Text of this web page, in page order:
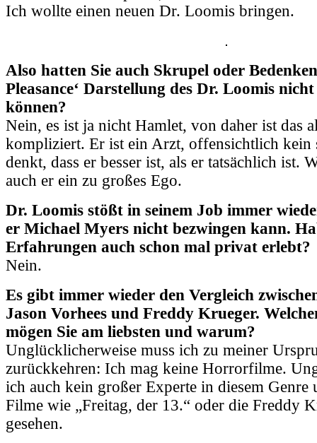
Ich wollte einen neuen Dr. Loomis bringen.
Also hatten Sie auch Skrupel oder
Pleasance‘ Darstellung des Dr. Loomis
können?
Nein, es ist ja nicht Hamlet, von daher ist das
kompliziert. Er ist ein Arzt, offensichtlich kein
denkt, dass er besser ist, als er tatsächlich ist.
auch er ein zu großes Ego.
Dr. Loomis stößt in seinem Job immer
er Michael Myers nicht bezwingen kann.
Erfahrungen auch schon mal privat erlebt?
Nein.
Es gibt immer wieder den Vergleich
Jason Vorhees und Freddy Krueger.
mögen Sie am liebsten und warum?
Unglücklicherweise muss ich zu meiner
zurückkehren: Ich mag keine Horrorfilme.
ich auch kein großer Experte in diesem Genre
Filme wie „Freitag, der 13.“ oder die Freddy
gesehen.